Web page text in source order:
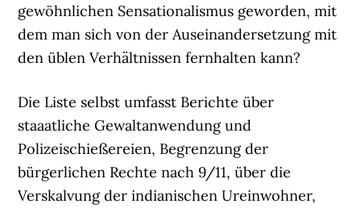
gewöhnlichen Sensationalismus geworden, mit
dem man sich von der Auseinandersetzung mit
den üblen Verhältnissen fernhalten kann?
Die Liste selbst umfasst Berichte über
staaatliche Gewaltanwendung und
Polizeischießereien, Begrenzung der
bürgerlichen Rechte nach 9/11, über die
Verskalvung der indianischen Ureinwohner,